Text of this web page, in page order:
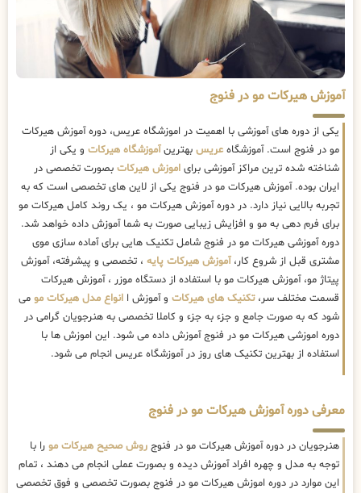
آموزش هیرکات مو در فنوج
یکی از دوره های آموزشی با اهمیت در اموزشگاه عریس، دوره آموزش هیرکات
مو در فنوج است. آموزشگاه عریس بهترینآموزشگاه هیرکات و یکی از
شناخته شده ترین مراکز آموزشی برای اموزش هیرکات بصورت تخصصی در
ایران بوده. آموزش هیرکات مو در فنوج یکی از لاین های تخصصی است که به
تجربه بالایی نیاز دارد. در دوره آموزش هیرکات مو ، یک روند کامل هیرکات مو
برای فرم دهی به مو و افزایش زیبایی صورت به شما آموزش داده خواهد شد.
دوره آموزشی هیرکات مو در فنوج شامل تکنیک هایی برای آماده سازی موی
مشتری قبل از شروع کار،آموزش هیرکات پایه ، تخصصی و پیشرفته، آموزش
پیتاژ مو، آموزش هیرکات مو با استفاده از دستگاه موزر ، آموزش هیرکات
قسمت مختلف سر،تکنیک های هیرکات و آموزش ا انواع مدل هیرکات مو می
شود که به صورت جامع و جزء به جزء و کاملا تخصصی به هنرجویان گرامی در
دوره اموزشی هیرکات مو در فنوج آموزش داده می شود. این اموزش ها با
استفاده از بهترین تکنیک های روز در آموزشگاه عریس انجام می شود.
معرفی دوره آموزش هیرکات مو در فنوج
هنرجویان در دوره آموزش هیرکات مو در فنوج روش صحیح هیرکات مو را با
توجه به مدل و چهره افراد آموزش دیده و بصورت عملی انجام می دهند ، تمام
این موارد در دوره اموزش هیرکات مو در فنوج بصورت تخصصی و فوق تخصصی